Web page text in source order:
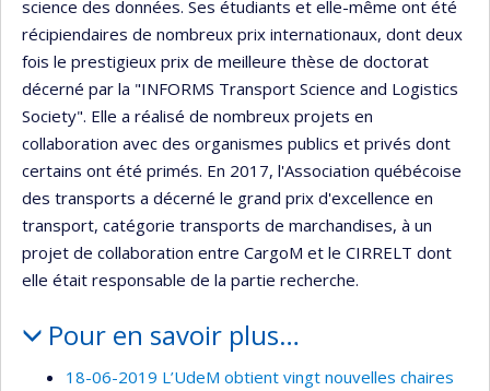
science des données. Ses étudiants et elle-même ont été
récipiendaires de nombreux prix internationaux, dont deux
fois le prestigieux prix de meilleure thèse de doctorat
décerné par la "INFORMS Transport Science and Logistics
Society". Elle a réalisé de nombreux projets en
collaboration avec des organismes publics et privés dont
certains ont été primés. En 2017, l'Association québécoise
des transports a décerné le grand prix d'excellence en
transport, catégorie transports de marchandises, à un
projet de collaboration entre CargoM et le CIRRELT dont
elle était responsable de la partie recherche.
Pour en savoir plus…
18-06-2019 L’UdeM obtient vingt nouvelles chaires